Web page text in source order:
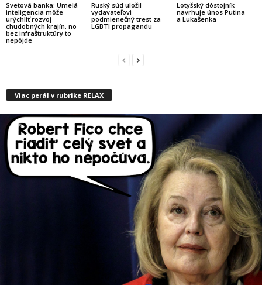
Svetová banka: Umelá
inteligencia môže
urýchliť rozvoj
chudobných krajín, no
bez infraštruktúry to
nepôjde
Ruský súd uložil
vydavateľovi
podmienečný trest za
LGBTI propagandu
Lotyšský dôstojník
navrhuje únos Putina
a Lukašenka
Viac perál v rubrike RELAX